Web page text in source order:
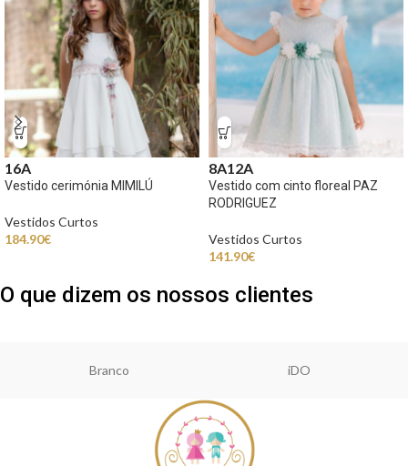
16A
Vestido cerimónia MIMILÚ
Vestidos Curtos
184.90€
8A12A
Vestido com cinto floreal PAZ
RODRIGUEZ
Vestidos Curtos
141.90€
O que dizem os nossos clientes
Branco iDO